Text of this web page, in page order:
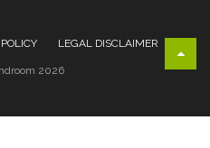
LEGAL DISCLAIMER
2026